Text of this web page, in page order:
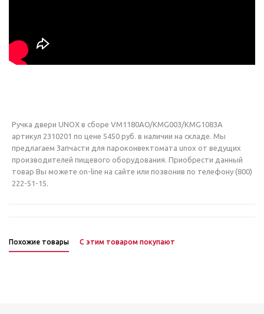
Ручка двери UNOX в сборе VM1180AO/KMG003/KMG1083А
артикул 2310201 по цене 5450 руб. в наличии на складе. Мы
предлагаем Запчасти для пароконвектомата unox от ведущих
производителей пищевого оборудования. Приобрести данный
товар Вы можете on-line на сайте или позвонив по телефону (800)
222-51-15.
Похожие товары С этим товаром покупают